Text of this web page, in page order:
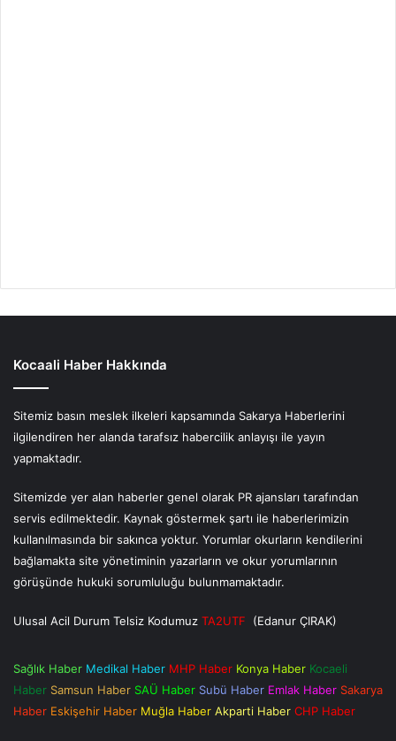
Kocaali Haber Hakkında
Sitemiz basın meslek ilkeleri kapsamında Sakarya Haberlerini
ilgilendiren her alanda tarafsız habercilik anlayışı ile yayın
yapmaktadır.
Sitemizde yer alan haberler genel olarak PR ajansları tarafından
servis edilmektedir. Kaynak göstermek şartı ile haberlerimizin
kullanılmasında bir sakınca yoktur. Yorumlar okurların kendilerini
bağlamakta site yönetiminin yazarların ve okur yorumlarının
görüşünde hukuki sorumluluğu bulunmamaktadır.
Ulusal Acil Durum Telsiz Kodumuz TA2UTF (Edanur ÇIRAK)
Sağlık Haber Medikal Haber MHP Haber Konya Haber Kocaeli
Haber Samsun Haber SAÜ Haber Subü Haber Emlak Haber Sakarya
Haber Eskişehir Haber Muğla Haber Akparti Haber CHP Haber